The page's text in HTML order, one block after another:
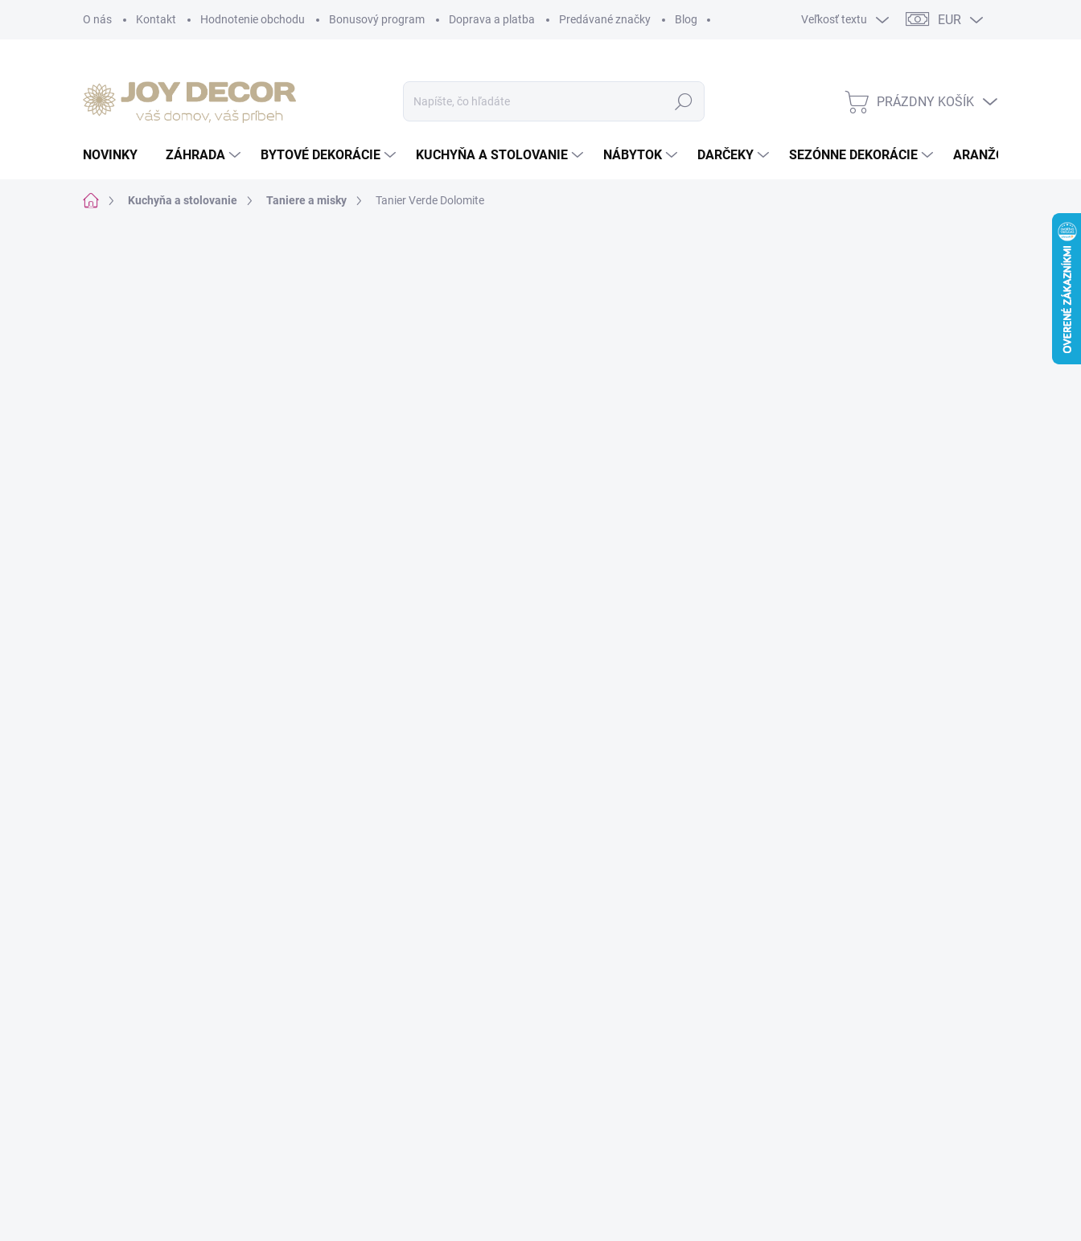
O nás Kontakt Hodnotenie obchodu Bonusový program Doprava a platba Predávané značky Blog Veľkosť textu EUR
Hľadať
NÁKUPNÝ
PRÁZDNY KOŠÍK
NOVINKY ZÁHRADA BYTOVÉ DEKORÁCIE KUCHYŇA A STOLOVANIE NÁBYTOK DARČEKY SEZÓNNE DEKORÁCIE ARANŽOVACÍ
DomovKuchyňa a stolovanie Taniere a misky Tanier Verde Dolomite